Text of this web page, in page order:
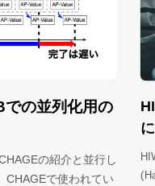
の並列化用の
の紹介と並行し
CHAGEで使われてい